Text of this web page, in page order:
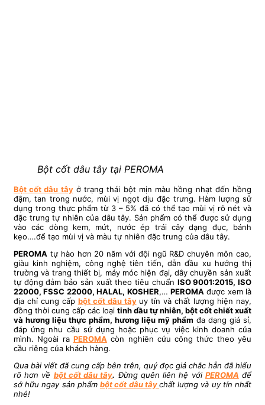
Bột cốt dâu tây tại PEROMA
Bột cốt dâu tâyở trạng thái bột mịn màu hồng nhạt đến hồng
đậm, tan trong nước, mùi vị ngọt dịu đặc trưng. Hàm lượng sử
dụng trong thực phẩm từ 3 – 5% đã có thể tạo mùi vị rõ nét và
đặc trưng tự nhiên của dâu tây. Sản phẩm có thể được sử dụng
vào các dòng kem, mứt, nước ép trái cây dạng đục, bánh
kẹo….để tạo mùi vị và màu tự nhiên đặc trưng của dâu tây.
PEROMA tự hào hơn 20 năm với đội ngũ R&D chuyên môn cao,
giàu kinh nghiệm, công nghệ tiên tiến, dẫn đầu xu hướng thị
trường và trang thiết bị, máy móc hiện đại, dây chuyền sản xuất
tự động đảm bảo sản xuất theo tiêu chuẩn ISO 9001:2015, ISO
22000, FSSC 22000, HALAL, KOSHER,… PEROMA được xem là
địa chỉ cung cấp bột cốt dâu tâyuy tín và chất lượng hiện nay,
đồng thời cung cấp các loại tinh dầu tự nhiên, bột cốt chiết xuất
và hương liệu thực phẩm, hương liệu mỹ phẩm đa dạng giá sỉ,
đáp ứng nhu cầu sử dụng hoặc phục vụ việc kinh doanh của
mình. Ngoài ra PEROMA còn nghiên cứu công thức theo yêu
cầu riêng của khách hàng.
Qua bài viết đã cung cấp bên trên, quý đọc giả chắc hẳn đã hiểu
rõ hơn về bột cốt dâu tây. Đừng quên liên hệ với PEROMA để
sở hữu ngay sản phẩmbột cốt dâu tây chất lượng và uy tín nhất
nhé!